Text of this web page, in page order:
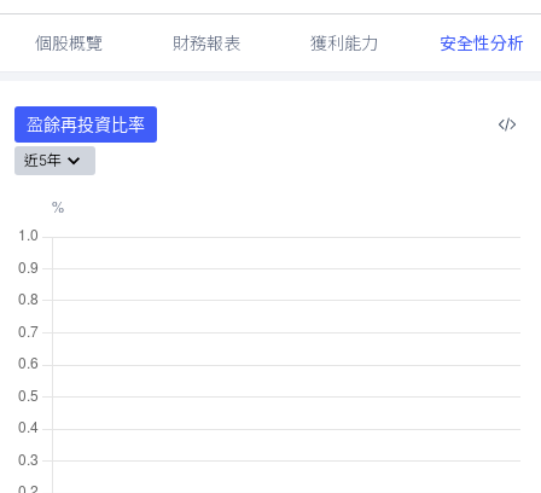
個股概覽 財務報表 獲利能力 安全性分析
盈餘再投資比率
近5年